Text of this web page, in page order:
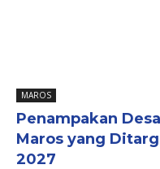
MAROS
Penampakan
Maros yang
2027